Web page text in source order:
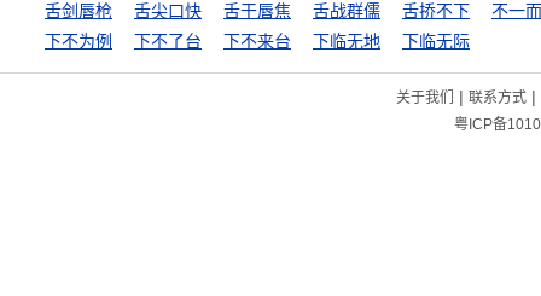
舌剑唇枪 舌尖口快 舌干唇焦 舌战群儒 舌挢不下
不一
下不为例
下不了台 下不来台 下临无地 下临无际
关于我们 | 联系方式|
粤ICP备